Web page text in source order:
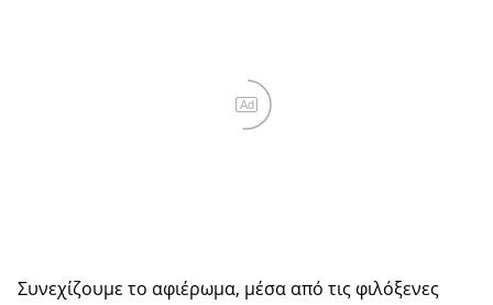
Ad
Συνεχίζουμε το αφιέρωμα, μέσα από τις φιλόξενες